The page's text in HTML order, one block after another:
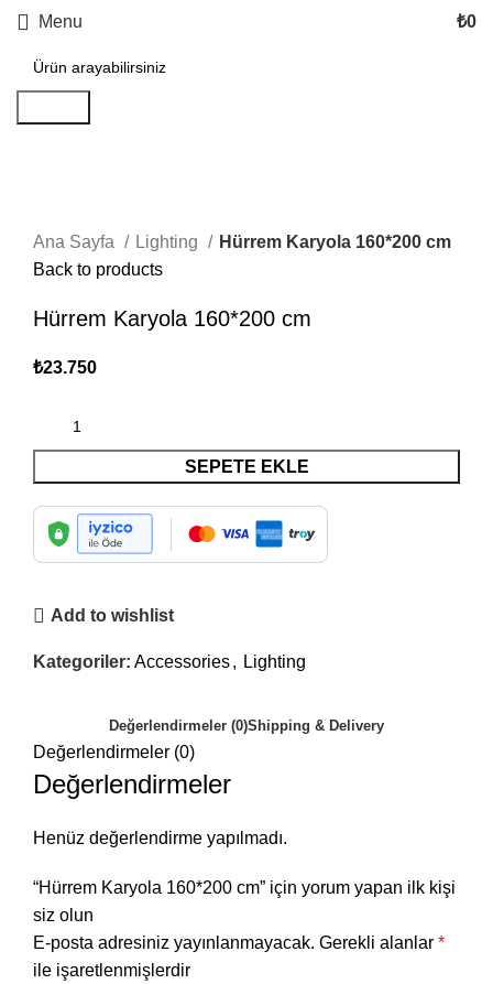
Menu ₺0
Ana Sayfa
Lighting
Hürrem Karyola 160*200 cm
Back to products
Hürrem Karyola 160*200 cm
₺23.750
SEPETE EKLE
Add to wishlist
Kategoriler: Accessories, Lighting
Değerlendirmeler (0)Shipping & Delivery
Değerlendirmeler (0)
Değerlendirmeler
Henüz değerlendirme yapılmadı.
“Hürrem Karyola 160*200 cm” için yorum yapan ilk kişi
siz olun
E-posta adresiniz yayınlanmayacak. Gerekli alanlar *
ile işaretlenmişlerdir